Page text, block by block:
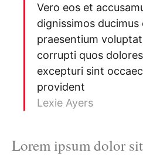
Vero eos et
dignissimos ducimus
praesentium
corrupti quos
excepturi sint
provident
Lexie Ayers
Lorem ipsum dolor